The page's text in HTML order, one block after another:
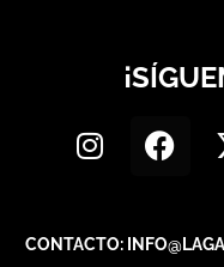
CONTACTO: